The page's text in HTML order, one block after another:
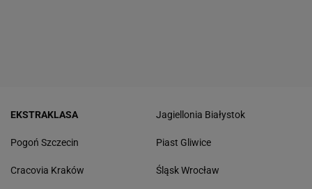
EKSTRAKLASA
Pogoń Szczecin
Cracovia Kraków
Jagiellonia Białystok
Piast Gliwice
Śląsk Wrocław